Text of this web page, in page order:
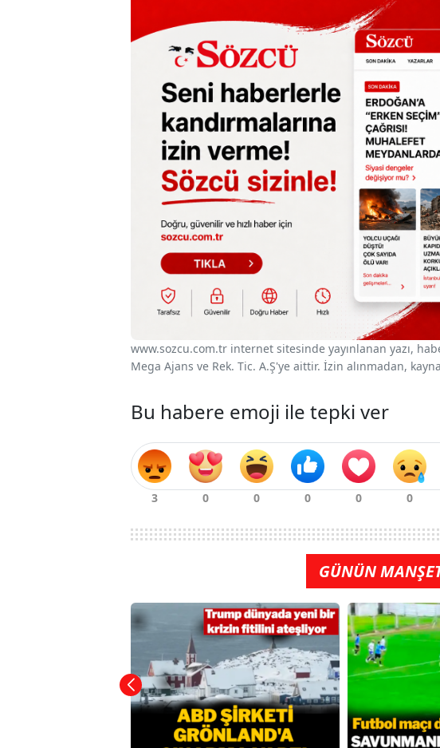
www.sozcu.com.tr internet sitesinde yayınlanan yazı,
Mega Ajans ve Rek. Tic. A.Ş'ye aittir. İzin alınmadan,
Bu habere emoji ile tepki ver
GÜNÜN